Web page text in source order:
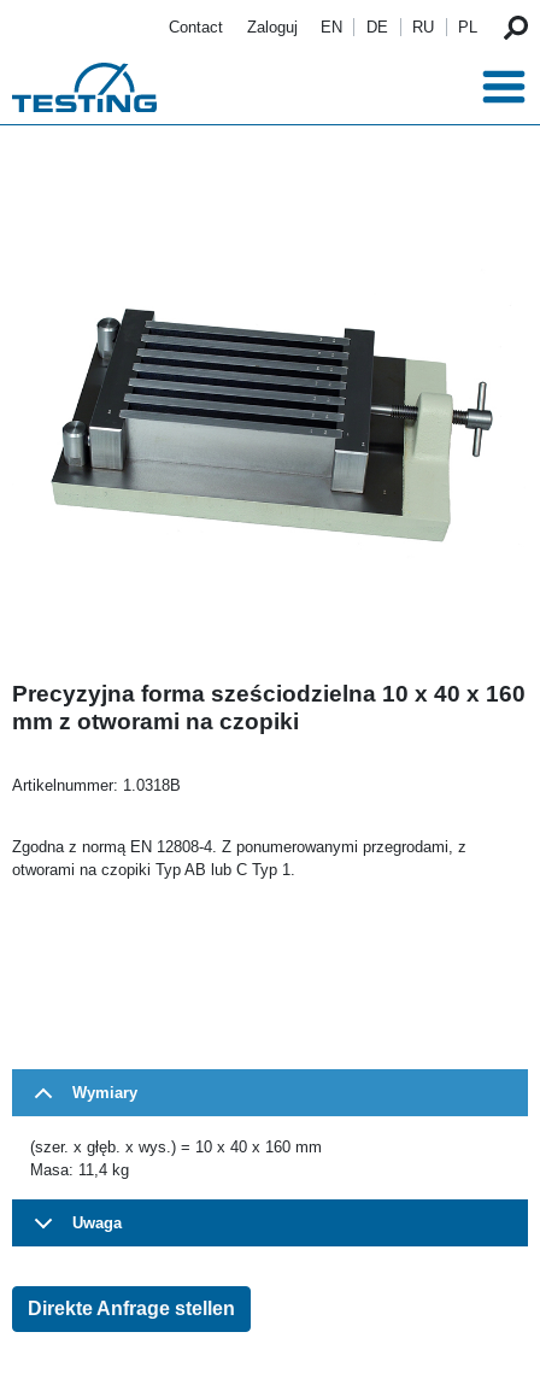
Contact Zaloguj EN DE RU PL
Precyzyjna forma sześciodzielna 10 x 40 x 160
mm z otworami na czopiki
Artikelnummer: 1.0318B
Zgodna z normą EN 12808-4. Z ponumerowanymi przegrodami, z
otworami na czopiki Typ AB lub C Typ 1.
Wymiary
(szer. x głęb. x wys.) = 10 x 40 x 160 mm
Masa: 11,4 kg
Uwaga
Direkte Anfrage stellen